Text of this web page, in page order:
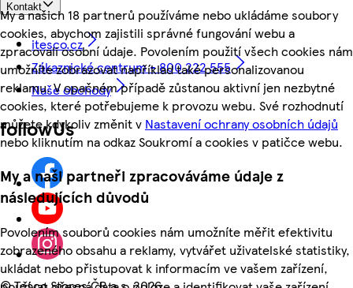
My a našich 18 partnerů používáme nebo ukládáme soubory
cookies, abychom zajistili správné fungování webu a
zpracovali osobní údaje. Povolením použití všech cookies nám
umožníte zobrazovat například také personalizovanou
reklamu. V opačném případě zůstanou aktivní jen nezbytné
cookies, které potřebujeme k provozu webu. Své rozhodnutí
můžete kdykoliv změnit v Nastavení ochrany osobních údajů
nebo kliknutím na odkaz Soukromí a cookies v patičce webu.
My a naši partneři zpracováváme údaje z
následujících důvodů
Povolením souborů cookies nám umožníte měřit efektivitu
zobrazeného obsahu a reklamy, vytvářet uživatelské statistiky,
ukládat nebo přistupovat k informacím ve vašem zařízení,
Kontakt
itesco.cz
Zákaznické centrum - 800 222 555
Naše obchody
followUs